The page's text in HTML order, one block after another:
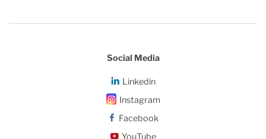
Social Media
Linkedin
Instagram
Facebook
YouTube